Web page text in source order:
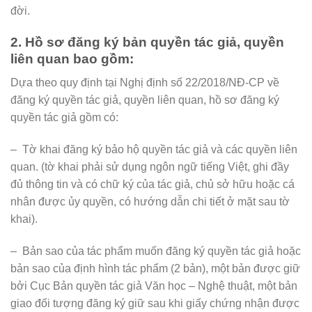
đời.
2. Hồ sơ đăng ký bản quyền tác giả, quyền
liên quan bao gồm:
Dựa theo quy định tại Nghị định số 22/2018/NĐ-CP về
đăng ký quyền tác giả, quyền liên quan, hồ sơ đăng ký
quyền tác giả gồm có:
– Tờ khai đăng ký bảo hộ quyền tác giả và các quyền liên
quan. (tờ khai phải sử dụng ngôn ngữ tiếng Việt, ghi đầy
đủ thông tin và có chữ ký của tác giả, chủ sở hữu hoặc cá
nhân được ủy quyền, có hướng dẫn chi tiết ở mặt sau tờ
khai).
– Bản sao của tác phẩm muốn đăng ký quyền tác giả hoặc
bản sao của định hình tác phẩm (2 bản), một bản được giữ
bởi Cục Bản quyền tác giả Văn học – Nghệ thuật, một bản
giao đối tượng đăng ký giữ sau khi giấy chứng nhận được